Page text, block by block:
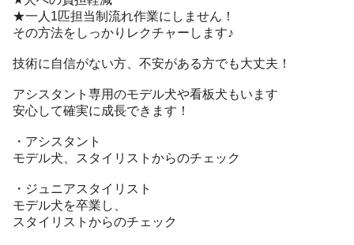
★一人1匹担当制流れ作業にしません！
その方法をしっかりレクチャーします♪
技術に自信がない方、不安がある方でも大丈夫！
アシスタント専用のモデル犬や看板犬もいます
安心して確実に成長できます！
・アシスタント
モデル犬、スタイリストからのチェック
・ジュニアスタイリスト
モデル犬を卒業し、
スタイリストからのチェック